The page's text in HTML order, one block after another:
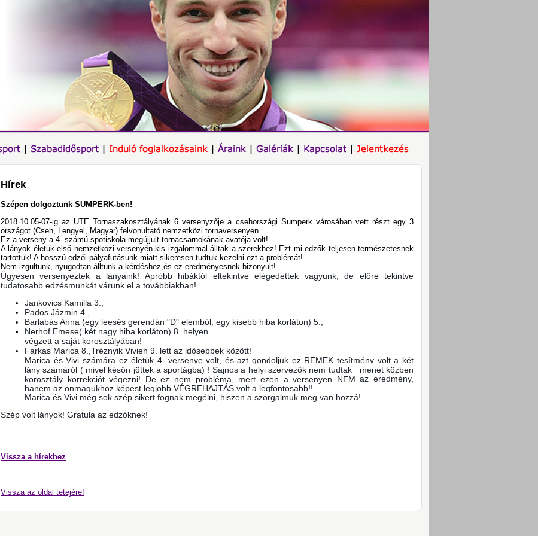
Hírek
Szépen dolgoztunk SUMPERK-ben!
2018.10.05-07-ig az UTE Tornaszakosztályának 6 versenyzője a csehországi Sumperk városában vett részt egy 3
országot (Cseh, Lengyel, Magyar) felvonultató nemzetközi tornaversenyen.
Ez a verseny a 4. számú spotiskola megújjult tornacsarnokának avatója volt!
A lányok életük első nemzetközi versenyén kis izgalommal álltak a szerekhez! Ezt mi edzők teljesen természetesnek
tartottuk! A hosszú edzői pályafutásunk miatt sikeresen tudtuk kezelni ezt a problémát!
Nem izgultunk, nyugodtan álltunk a kérdéshez,és ez eredményesnek bizonyult!
Ügyesen versenyeztek a lányaink! Apróbb hibáktól eltekintve elégedettek vagyunk, de előre tekintve
tudatosabb edzésmunkát várunk el a továbbiakban!
Jankovics Kamilla 3.,
Pados Jázmin 4.,
Barlabás Anna (egy leesés gerendán "D" elemből, egy kisebb hiba korláton) 5.,
Nerhof Emese( két nagy hiba korláton) 8. helyen
végzett a saját korosztályában!
Farkas Marica 8.,Tréznyik Vivien 9. lett az idősebbek között!
Marica és Vivi számára ez életük 4. versenye volt , és azt gondoljuk ez REMEK tesítmény volt a két
lány számáról ( mivel későn jöttek a sportágba) ! Sajnos a helyi szervezők nem tudtak menet közben
korosztály korrekciót végezni! De ez nem probléma, mert ezen a versenyen NEMaz eredmény,
hanem az önmagukhoz képest legjobb VÉGREHAJTÁS volt a legfontosabb!!
Marica és Vivi még sok szép sikert fognak megélni, hiszen a szorgalmuk meg van hozzá!
Szép volt lányok! Gratula az edzőknek!
Vissza a hírekhez
Vissza az oldal tetejére!